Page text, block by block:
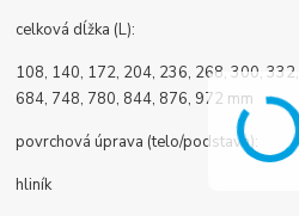
celková dĺžka (L):
108, 140, 172, 204, 236, 268, 300,
684, 748, 780, 844, 876, 972 mm
povrchová úprava (telo/podstava):
hliník